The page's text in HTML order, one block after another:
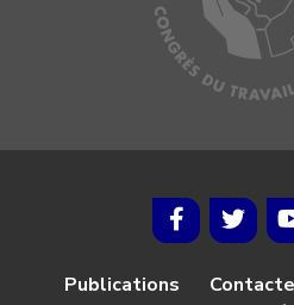
Publications